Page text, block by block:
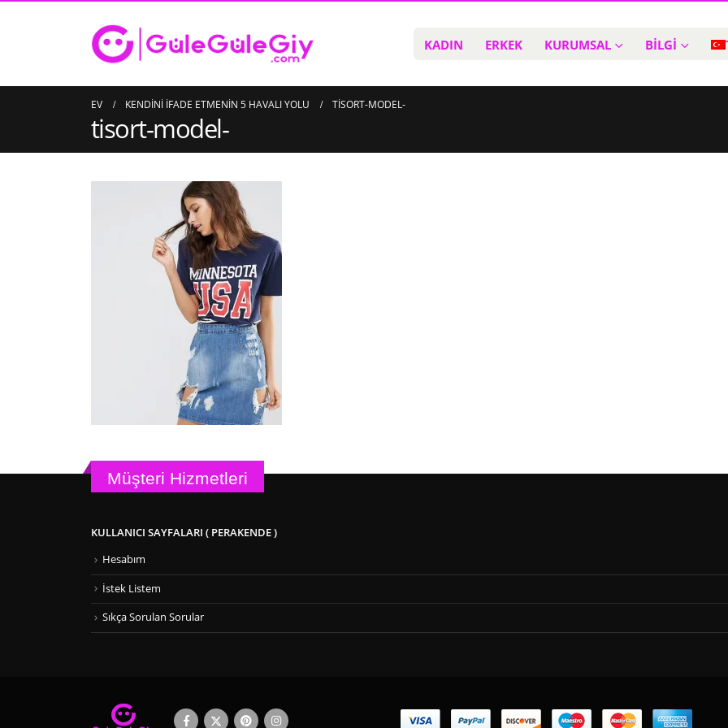
KADIN ERKEK KURUMSAL BİLGİ
EV KENDINI İFADE ETMENIN 5 HAVALI YOLU TISORT-MODEL-
tisort-model-
Müşteri Hizmetleri
KULLANICI SAYFALARI ( PERAKENDE )
Hesabım
İstek Listem
Sıkça Sorulan Sorular